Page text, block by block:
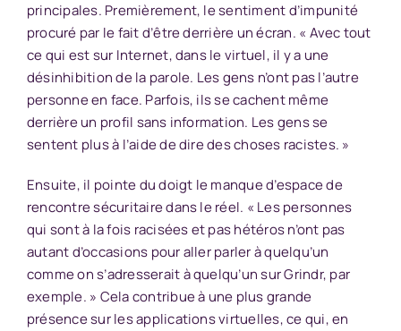
principales. Premièrement, le sentiment d’impunité
procuré par le fait d’être derrière un écran. « Avec tout
ce qui est sur Internet, dans le virtuel, il y a une
désinhibition de la parole. Les gens n’ont pas l’autre
personne en face. Parfois, ils se cachent même
derrière un profil sans information. Les gens se
sentent plus à l’aide de dire des choses racistes. »
Ensuite, il pointe du doigt le manque d’espace de
rencontre sécuritaire dans le réel. « Les personnes
qui sont à la fois racisées et pas hétéros n’ont pas
autant d’occasions pour aller parler à quelqu’un
comme on s’adresserait à quelqu’un sur Grindr, par
exemple. » Cela contribue à une plus grande
présence sur les applications virtuelles, ce qui, en